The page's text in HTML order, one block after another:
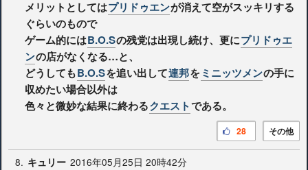
メリットとしてはプリドゥエンが消えて空がスッキリする
ぐらいのもので
ゲーム的にはB.O.Sの残党は出現し続け、更にプリドゥエ
ンの店がなくなる…と、
どうしてもB.O.Sを追い出して連邦をミニッツメンの手に
収めたい場合以外は
色々と微妙な結果に終わるクエストである。
その他
28
8. キュリー 2016年05月25日 20時42分